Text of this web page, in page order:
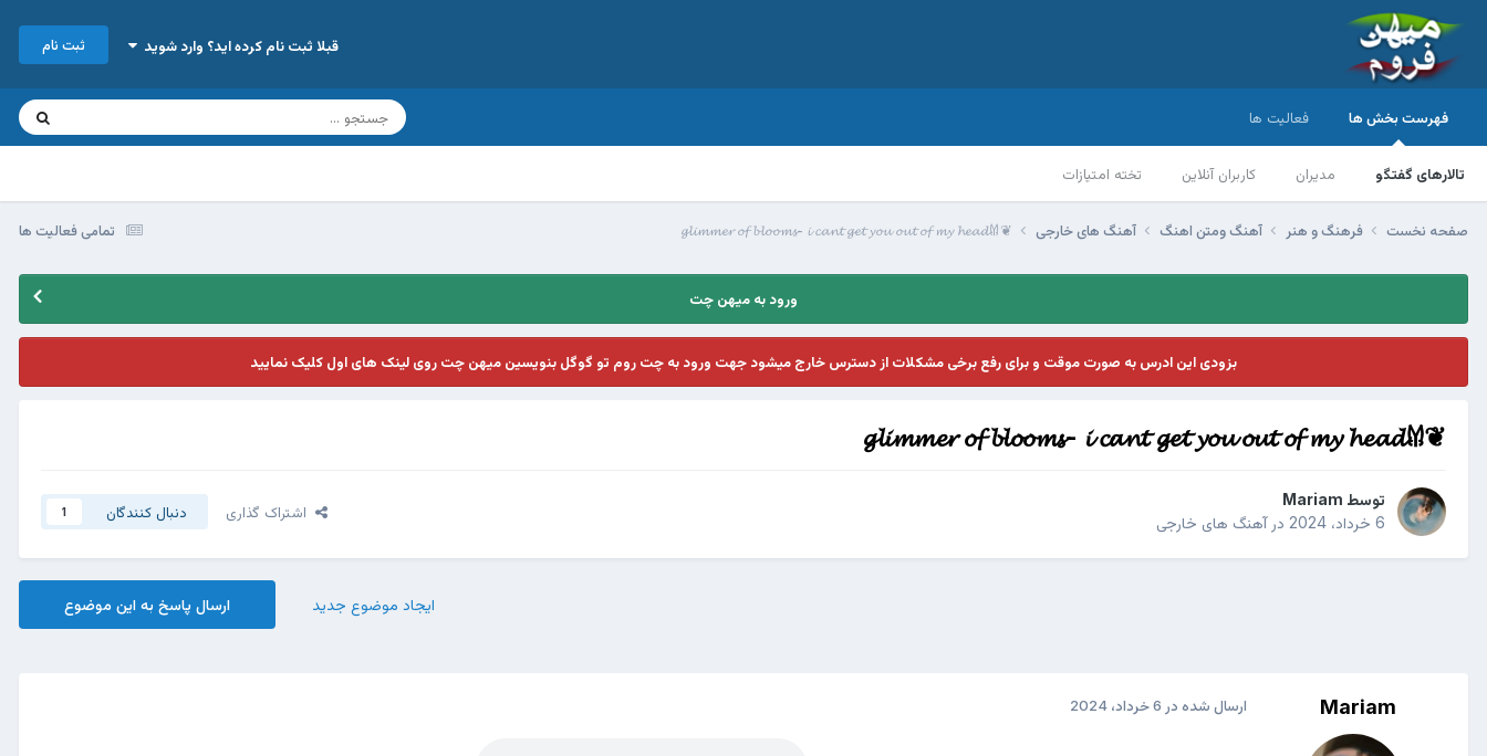
قبلا ثبت نام کرده اید؟ وارد شوید ثبت نام
فهرست بخش ها
تالارهای گفتگو مدیران کاربران آنلاین تخته امتیازات
فعالیت ها
تمامی فعالیت ها صفحه نخست فرهنگ و هنر آهنگ ومتن اهنگ آهنگ های خارجی ❦𝓰𝓵𝓲𝓶𝓶𝓮𝓻 𝓸𝓯 𝓫𝓵𝓸𝓸𝓶𝓼- 𝓲 𝓬𝓪𝓷𝓽 𝓰𝓮𝓽 𝔂𝓸𝓾 𝓸𝓾𝓽 𝓸𝓯 𝓶𝔂 𝓱𝓮𝓪𝓭𐀔
ورود به میهن چت
بزودی این ادرس به صورت موقت و برای رفع برخی مشکلات از دسترس خارج میشود جهت ورود به چت روم تو گوگل بنویسین میهن چت روی لینک های اول کلیک نمایید
❦𝓰𝓵𝓲𝓶𝓶𝓮𝓻 𝓸𝓯 𝓫𝓵𝓸𝓸𝓶𝓼- 𝓲 𝓬𝓪𝓷𝓽 𝓰𝓮𝓽 𝔂𝓸𝓾 𝓸𝓾𝓽 𝓸𝓯 𝓶𝔂 𝓱𝓮𝓪𝓭𐀔
توسط Mariam
6 خرداد، 2024
درآهنگ های خارجی
اشتراک گذاری دنبال کنندگان 1
ارسال پاسخ به این موضوع ایجاد موضوع جدید
Mariam ارسال شده در 6 خرداد، 2024